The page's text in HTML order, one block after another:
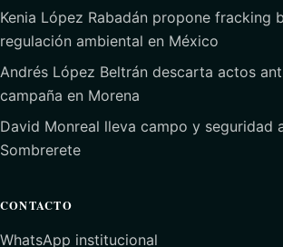
Kenia López Rabadán propone fracking
regulación ambiental en México
Andrés López Beltrán descarta actos
campaña en Morena
David Monreal lleva campo y seguridad
Sombrerete
CONTACTO
WhatsApp institucional